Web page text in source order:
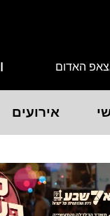
האדום
אירועים